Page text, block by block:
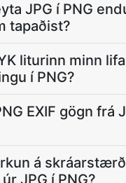
JPG í PNG
tapaðist?
liturinn minn
í PNG?
EXIF gögn frá
á
JPG í PNG?